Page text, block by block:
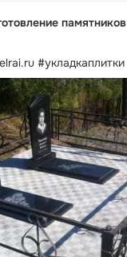
памятников
#укладкаплитки